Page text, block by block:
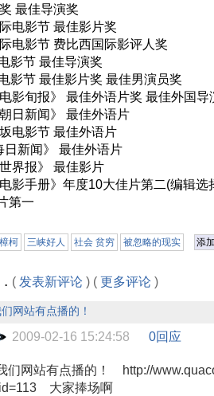
最佳导演奖
影节 最佳影片奖
影节 费比西国际影评人奖
节 最佳导演奖
节 最佳影片奖 最佳男演员奖
旬报》 最佳外语片奖 最佳外国导
新闻》 最佳外语片
影节 最佳外语片
新闻》 最佳外语片
报》 最佳影片
手册》年度10大佳片第二(编辑选
第一
柯 三峡好人 社会 贫穷 被忽略的现实 添
. ( 发表新评论 ) ( 更多评论 )
网站有点播的！
2009-02-16 15:24:58 0回应
们网站有点播的！ http://
大家捧场啊